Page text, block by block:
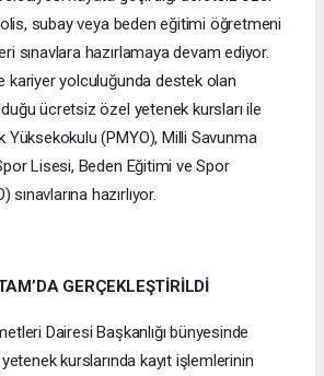
subay veya beden eğitimi öğretmeni
sınavlara hazırlamaya devam ediyor.
kariyer yolculuğunda destek olan
ücretsiz özel yetenek kursları ile
Yüksekokulu (PMYO), Milli Savunma
Lisesi, Beden Eğitimi ve Spor
hazırlıyor.
GERÇEKLEŞTİRİLDİ
Dairesi Başkanlığı bünyesinde
kurslarında kayıt işlemlerinin